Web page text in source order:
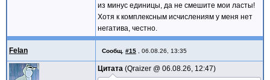
из минус единицы, да не смешите мои ласты!
Хотя к комплексным исчислениям у меня нет
негатива, честно.
Felan Сообщ. #15 06.08.26, 13:35
Цитата Qraizer @ 06.08.26, 12:47